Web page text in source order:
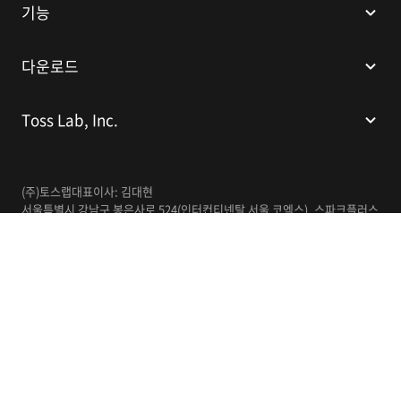
기능
다운로드
Toss Lab, Inc.
(주)토스랩대표이사: 김대현
서울특별시 강남구 봉은사로 524(인터컨티넨탈 서울 코엑스), 스파크플러스